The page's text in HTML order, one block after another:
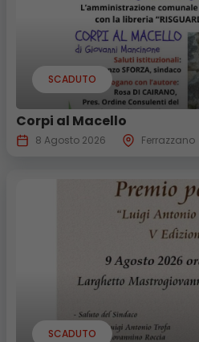
SCADUTO
Corpi al Macello
8 Agosto 2026 Ferrazzano
SCADUTO